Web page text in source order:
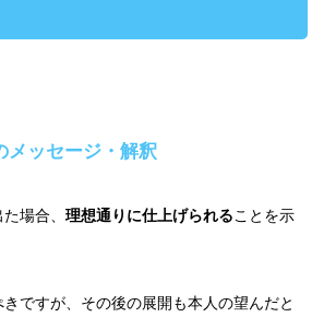
メッセージ・解釈
場合、 理想通りに仕上げられることを示
ですが、その後の展開も本人の望んだと